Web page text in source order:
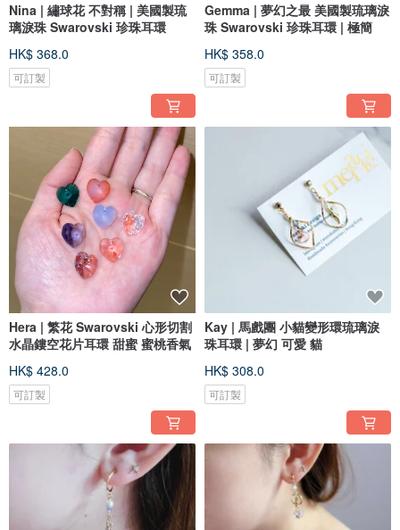
Nina | 繡球花 不對稱 | 美國製琉
璃淚珠 Swarovski 珍珠耳環
HK$ 368.0
可訂製
Gemma | 夢幻之最 美國製琉璃淚
珠 Swarovski 珍珠耳環 | 極簡
HK$ 358.0
可訂製
Hera | 繁花 Swarovski 心形切割
水晶鏤空花片耳環 甜蜜 蜜桃香氣
HK$ 428.0
可訂製
Kay | 馬戲團 小貓變形環琉璃淚
珠耳環 | 夢幻 可愛 貓
HK$ 308.0
可訂製